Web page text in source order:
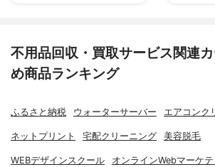
不用品回収・買取サービス関連
め商品ランキング
ふるさと納税 ウォーターサーバー エアコンク
ネットプリント 宅配クリーニング 美容脱毛
WEBデザインスクール オンラインWebマーケ